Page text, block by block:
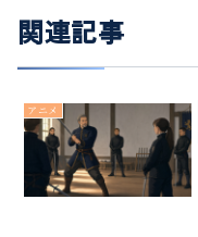
関連記事
アニメ